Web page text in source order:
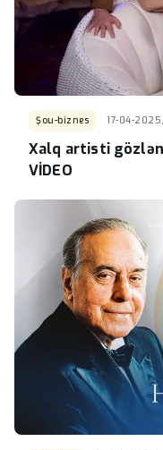
Şou-biznes 17-04-
Xalq artisti
VİDEO